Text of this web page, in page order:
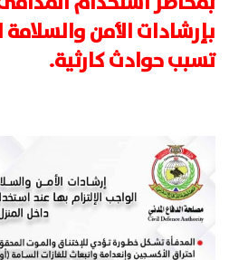
بإرشادات الأمن
تسبب حوادث كارثية.